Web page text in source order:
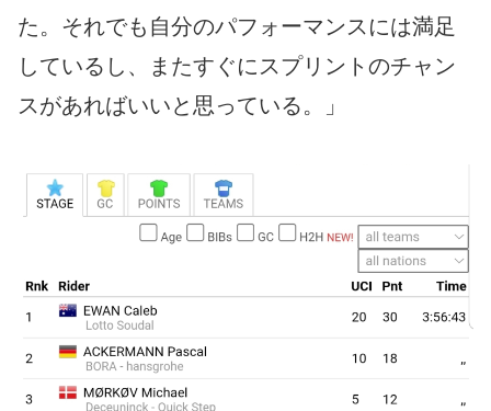
た。それでも自分のパフォーマンスには満足
しているし、またすぐにスプリントのチャン
スがあればいいと思っている。」